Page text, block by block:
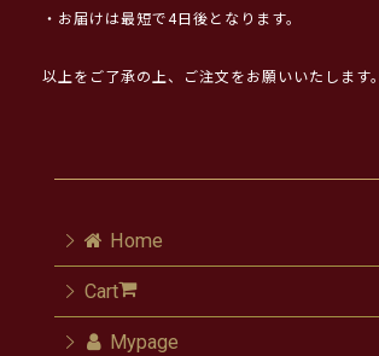
・お届けは最短で4日後となります。
以上をご了承の上、ご注文をお願いいたします。
Home
Cart
Mypage